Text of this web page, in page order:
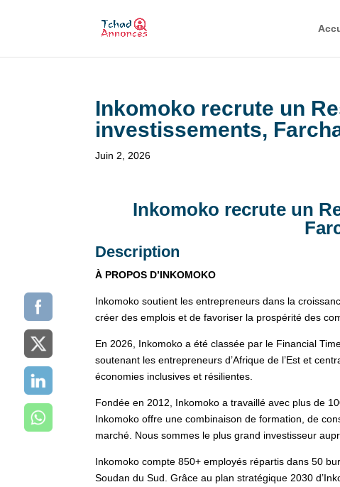
Inkomoko recrute un
investissements,
Juin 2, 2026
Inkomoko recrute un
Description
À PROPOS D’INKOMOKO
Inkomoko soutient les entrepreneurs dans la
créer des emplois et de favoriser la prospérité des
En 2026, Inkomoko a été classée par le Financial
soutenant les entrepreneurs d’Afrique de l’Est et
économies inclusives et résilientes.
Fondée en 2012, Inkomoko a travaillé avec plus de
Inkomoko offre une combinaison de formation, de
marché. Nous sommes le plus grand investisseur
Inkomoko compte 850+ employés répartis dans 50
Soudan du Sud. Grâce au plan stratégique 2030